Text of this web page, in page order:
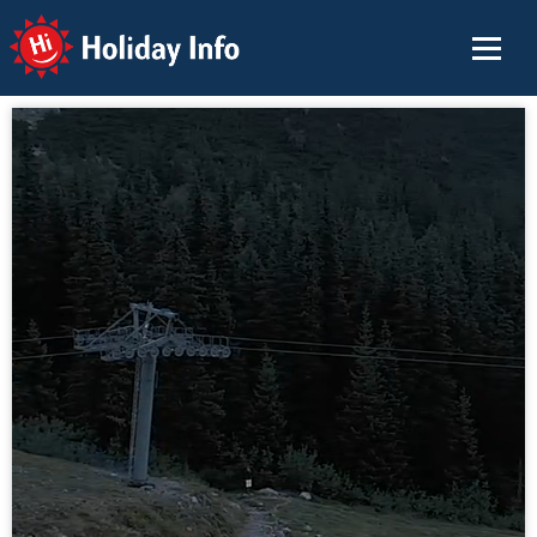
Holiday Info